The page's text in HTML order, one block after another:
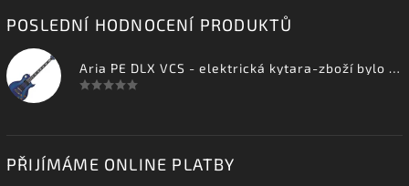
POSLEDNÍ HODNOCENÍ PRODUKTŮ
Aria PE DLX VCS - elektrická kytara-zboží bylo vystaveno na prodejně
PŘIJÍMÁME ONLINE PLATBY